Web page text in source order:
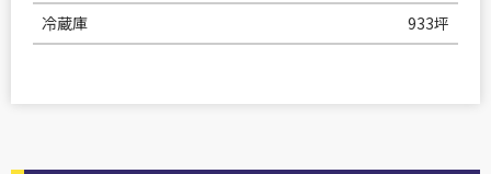
冷蔵庫
933坪